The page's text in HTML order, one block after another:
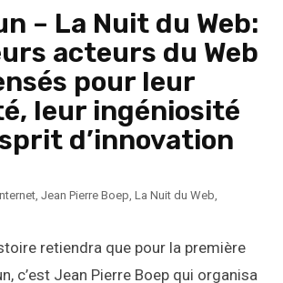
– La Nuit du Web:
acteurs du Web
pour leur
leur ingéniosité
d’innovation
, Jean Pierre Boep, La Nuit du Web,
retiendra que pour la première
c’est Jean Pierre Boep qui organisa